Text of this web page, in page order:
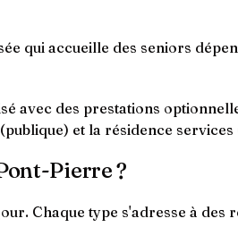
qui accueille des seniors
avec des prestations
et la résidence
Pierre ?
Chaque type s'adresse à des